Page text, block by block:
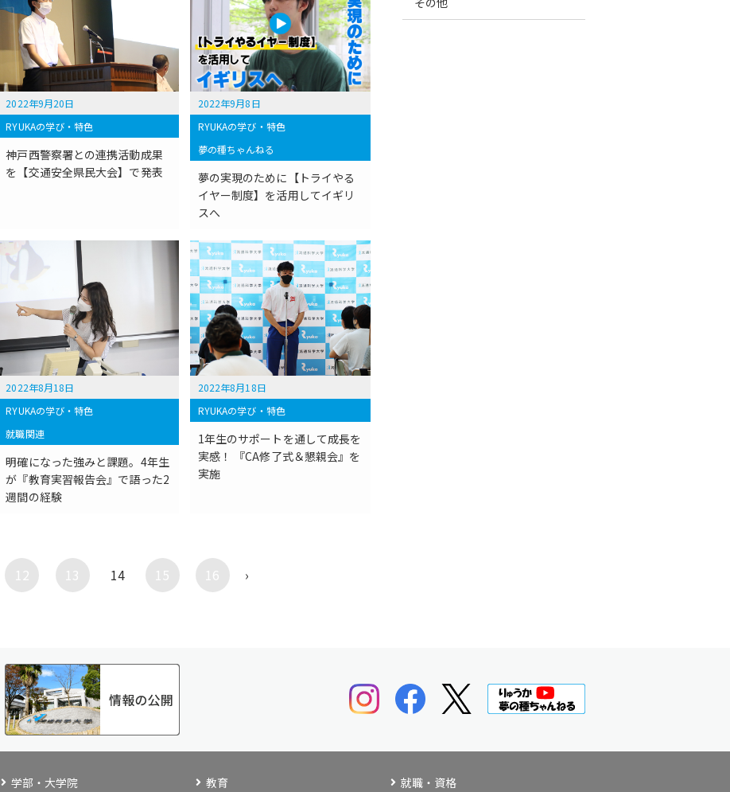
2022年9月20日
RYUKAの学び・特色
神戸西警察署との連携活動成果
を【交通安全県民大会】で発表
2022年9月8日
RYUKAの学び・特色
夢の種ちゃんねる
夢の実現のために【トライやる
イヤー制度】を活用してイギリ
スへ
2022年8月18日
RYUKAの学び・特色
就職関連
明確になった強みと課題。4年生
が『教育実習報告会』で語った2
週間の経験
2022年8月18日
RYUKAの学び・特色
1年生のサポートを通して成長を
実感！ 『CA修了式＆懇親会』を
実施
12 13 14 15 16 ›
学部・大学院 教育 就職・資格